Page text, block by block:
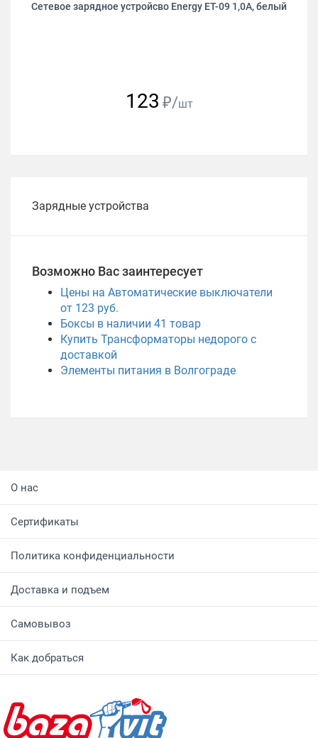
Сетевое зарядное устройсво Energy ET-09 1,0А, белый
123 ₽/шт
Зарядные устройства
Возможно Вас заинтересует
Цены на Автоматические выключатели
от 123 руб.
Боксы в наличии 41 товар
Купить Трансформаторы недорого с
доставкой
Элементы питания в Волгограде
О нас
Сертификаты
Политика конфиденциальности
Доставка и подъем
Самовывоз
Как добраться